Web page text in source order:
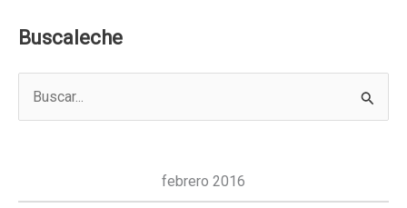
Buscaleche
a
febrero 2016